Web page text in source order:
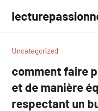
contenu
Uncategorized
comment faire
et de manière
respectant un